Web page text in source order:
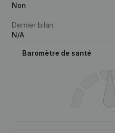
Non
Dernier bilan
N/A
Baromètre de santé